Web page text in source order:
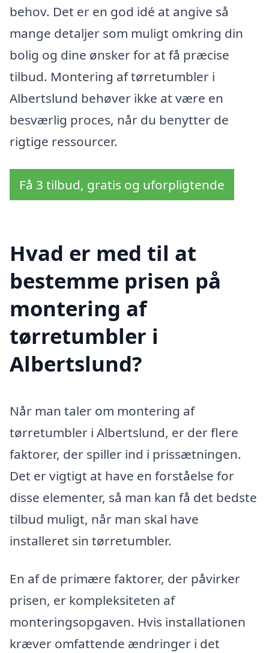
behov. Det er en god idé at angive så
mange detaljer som muligt omkring din
bolig og dine ønsker for at få præcise
tilbud. Montering af tørretumbler i
Albertslund behøver ikke at være en
besværlig proces, når du benytter de
rigtige ressourcer.
Få 3 tilbud, gratis og uforpligtende
Hvad er med til at
bestemme prisen på
montering af
tørretumbler i
Albertslund?
Når man taler om montering af
tørretumbler i Albertslund, er der flere
faktorer, der spiller ind i prissætningen.
Det er vigtigt at have en forståelse for
disse elementer, så man kan få det bedste
tilbud muligt, når man skal have
installeret sin tørretumbler.
En af de primære faktorer, der påvirker
prisen, er kompleksiteten af
monteringsopgaven. Hvis installationen
kræver omfattende ændringer i det